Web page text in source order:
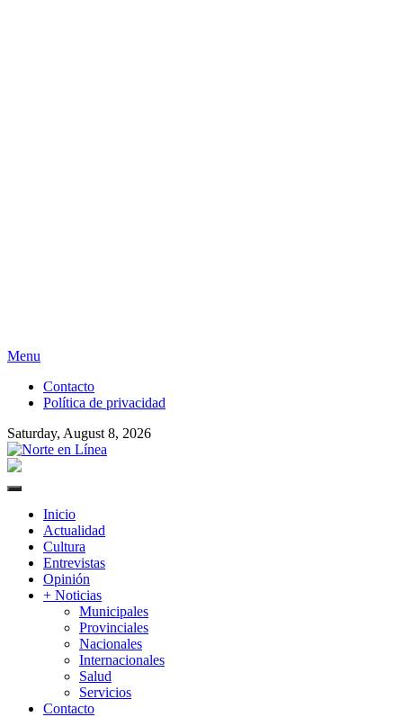
Skip
content
Menu
Contacto
Política de privacidad
Saturday, August 8, 2026
Primary
Inicio
Actualidad
Cultura
Entrevistas
Opinión
+ Noticias
Municipales
Provinciales
Nacionales
Internacionales
Salud
Servicios
Contacto